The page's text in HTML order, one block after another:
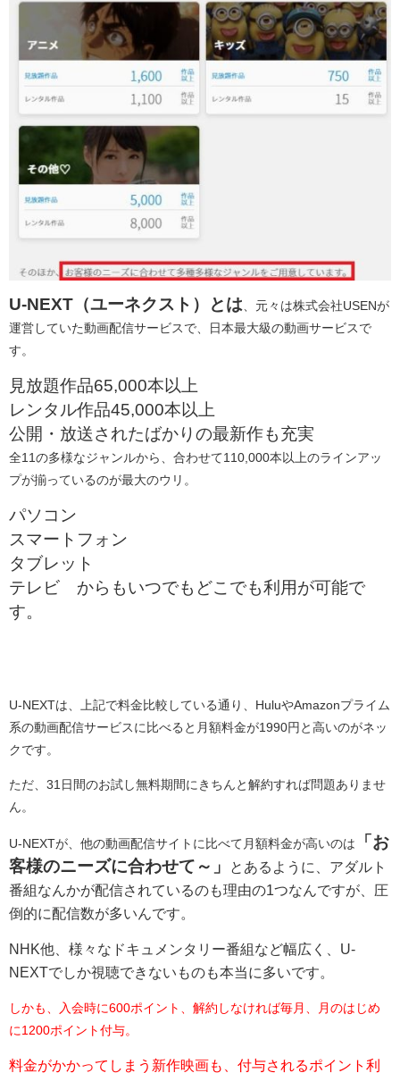
U-NEXT（ユーネクスト）とは 、元々は株式会社USENが
運営していた動画配信サービスで、日本最大級の動画サービスで
す。
見放題作品65,000本以上
レンタル作品45,000本以上
公開・放送されたばかりの最新作も充実
全11の多様なジャンルから、合わせて110,000本以上のラインアッ
プが揃っているのが最大のウリ。
パソコン
スマートフォン
タブレット
テレビ からもいつでもどこでも利用が可能で
す。
U-NEXTは、上記で料金比較している通り、HuluやAmazonプライム
系の動画配信サービスに比べると月額料金が1990円と高いのがネッ
クです。
ただ、31日間のお試し無料期間にきちんと解約すれば問題ありませ
ん。
U-NEXTが、他の動画配信サイトに比べて月額料金が高いのは
「お
客様のニーズに合わせて～」
とあるように、アダルト
番組なんかが配信されているのも理由の1つなんですが、
圧
倒的に配信数が多いんです。
NHK他、様々なドキュメンタリー番組など幅広く、U-
NEXTでしか視聴できないものも本当に多いです。
しかも、入会時に600ポイント、解約しなければ毎月、月のはじめ
に1200ポイント付与。
料金がかかってしまう新作映画も、付与されるポイント利